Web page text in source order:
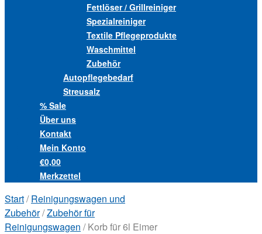
Fettlöser / Grillreiniger
Spezialreiniger
Textile Pflegeprodukte
Waschmittel
Zubehör
Autopflegebedarf
Streusalz
% Sale
Über uns
Kontakt
Mein Konto
€0,00
Merkzettel
Start/Reinigungswagen und
Zubehör/Zubehör für
Reinigungswagen / Korb für 6l Eimer